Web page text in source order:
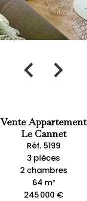
Vente Appartement
Le Cannet
Réf. 5199
3 pièces
2 chambres
64 m²
245 000 €